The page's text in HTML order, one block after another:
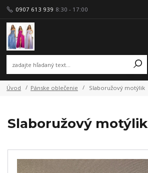
0907 613 939 8:30 - 17:00
Úvod Pánske oblečenie Slaboružový motýlik
Slaboružový motýlik